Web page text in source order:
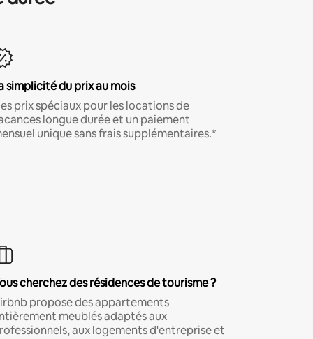
simplicité du prix au mois
prix spéciaux pour les locations de
longue durée et un paiement
unique sans frais supplémentaires.*
cherchez des résidences de tourisme ?
propose des appartements
meublés adaptés aux
aux logements d'entreprise et